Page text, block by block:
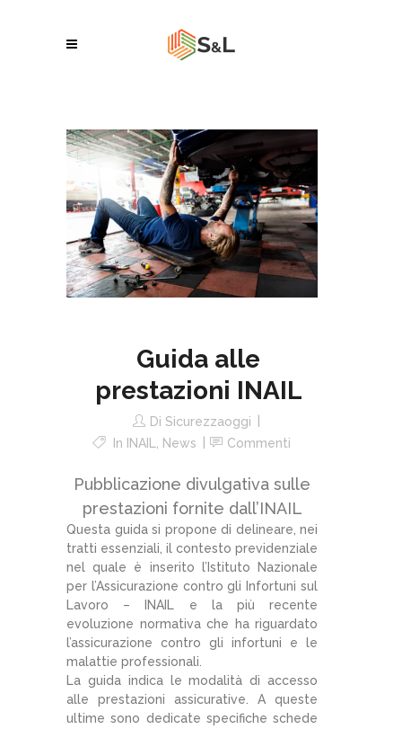
Guida alle
prestazioni INAIL
Di Sicurezzaoggi
In
INAIL News Commenti
Pubblicazione divulgativa sulle
prestazioni fornite dall’INAIL
Questa guida si propone di delineare, nei
tratti essenziali, il contesto previdenziale
nel quale è inserito l’Istituto Nazionale
per l’Assicurazione contro gli Infortuni sul
Lavoro – INAIL e la più recente
evoluzione normativa che ha riguardato
l’assicurazione contro gli infortuni e le
malattie professionali.
La guida indica le modalità di accesso
alle prestazioni assicurative. A queste
ultime sono dedicate specifiche schede